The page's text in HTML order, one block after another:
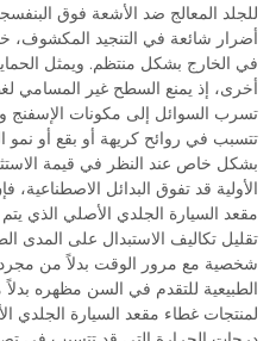
للجلد المعالج ضد الأشعة فوق
أضرار شائعة في التنجيد المكشوف،
في الخارج بشكل منتظم. ويمثل
أخرى، إذ يمنع السطح غير المسامي
تسرب السوائل إلى مكونات الإسفنج
تتسبب في روائح كريهة أو بقع أو نمو
بشكل خاص عند النظر في قيمة
الأولية قد تفوق البدائل الاصطناعية،
مقعد السيارة الجلدي الأصلي الذي
تقليل تكاليف الاستبدال على المدى
شخصية مع مرور الوقت بدلاً من مجرد
الطبيعية للتقدم في السن مظهره
لمنتجات غطاء مقعد السيارة الجلدي